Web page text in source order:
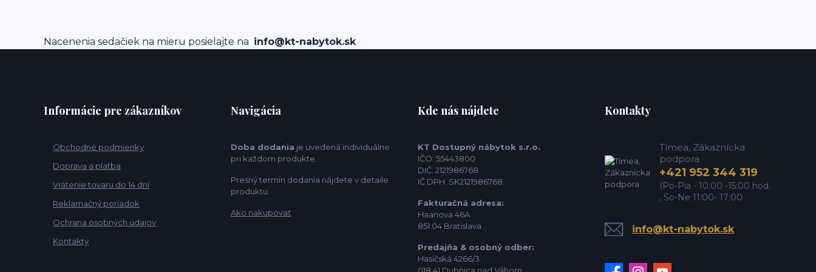
Nacenenia sedačiek na mieru posielajte na info@kt-nabytok.sk
Informácie pre zákazníkov
Obchodné podmienky
Doprava a platba
Vrátenie tovaru do 14 dní
Reklamačný poriadok
Ochrana osobných údajov
Kontakty
Navigácia
Doba dodania je uvedená individuálne
pri každom produkte.
Presný termín dodania nájdete v detaile
produktu.
Ako nakupovať
Kde nás nájdete
KT Dostupný nábytok s.r.o.
IČO: 55443800
DIČ: 2121986768
IČ DPH: SK2121986768
Fakturačná adresa:
Haanova 46A
851 04 Bratislava
Predajňa & osobný odber:
Hasičská 4266/3
Kontakty
Tímea, Zákaznícka
podpora
+421 952 344 319
(Po-Pia - 10:00 -15:00 hod.
, So-Ne 11:00- 17:00
info@kt-nabytok.sk